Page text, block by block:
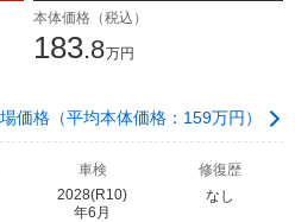
本体価格（税込）
183.8万円
価格（平均本体価格：159万円）
車検
2028(R10)
年6月
修復歴
なし